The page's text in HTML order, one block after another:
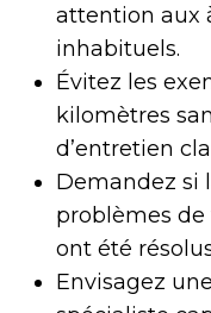
attention aux
inhabituels.
Évitez les
kilomètres
d’entretien
Demandez si
problèmes
ont été
Envisagez